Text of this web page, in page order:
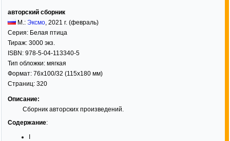
авторский сборник
М.: Эксмо, 2021 г. (февраль)
Серия: Белая птица
Тираж: 3000 экз.
ISBN: 978-5-04-113340-5
Тип обложки: мягкая
Формат: 76x100/32 (115x180 мм)
Страниц: 320
Описание:
Сборник авторских произведений.
Содержание: